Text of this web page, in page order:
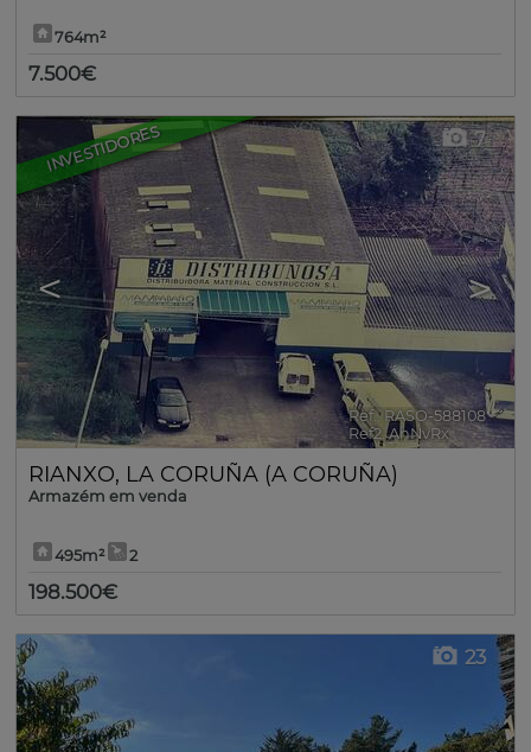
764m²
7.500€
INVESTIDORES
< >
7
Ref.. RASO-588108 🔗
Ref2. AnNvRx
RIANXO, LA CORUÑA (A CORUÑA)
Armazém em venda
495m² 2
198.500€
23